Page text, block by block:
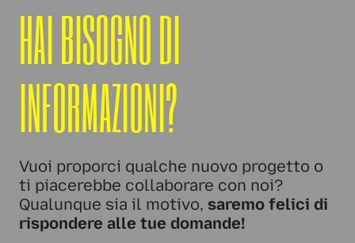
HAI BISOGNO DI
INFORMAZIONI?
Vuoi proporci qualche nuovo progetto o
ti piacerebbe collaborare con noi?
Qualunque sia il motivo, saremo felici di
rispondere alle tue domande!